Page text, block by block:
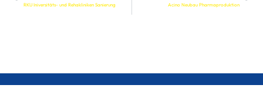
RKU Iniversitäts- und Rehakliniken Sanierung Acino Neubau Pharmaproduktion